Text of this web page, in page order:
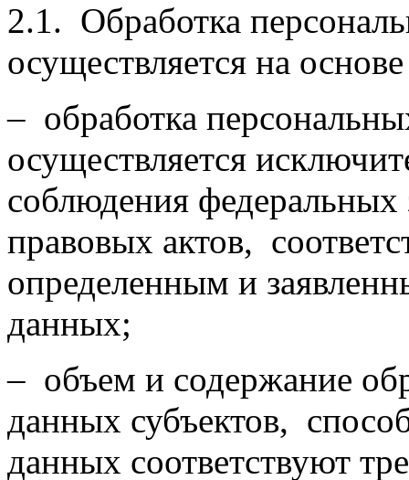
2.1. Обработка
осуществляется на
– обработка
осуществляется
соблюдения
правовых актов,
определенным и
данных;
– объем и содержание
данных субъектов,
данных соответствуют